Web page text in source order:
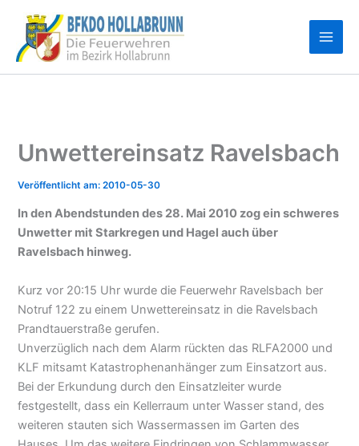
Inhalt
springen
Unwettereinsatz Ravelsbach
2010-05-30
In den Abendstunden des 28. Mai 2010 zog ein schweres
Unwetter mit Starkregen und Hagel auch über
Ravelsbach hinweg.
Kurz vor 20:15 Uhr wurde die Feuerwehr Ravelsbach ber
Notruf 122 zu einem Unwettereinsatz in die Ravelsbach
Prandtauerstraße gerufen.
Unverzüglich nach dem Alarm rückten das RLFA2000 und
KLF mitsamt Katastrophenanhänger zum Einsatzort aus.
Bei der Erkundung durch den Einsatzleiter wurde
festgestellt, dass ein Kellerraum unter Wasser stand, des
weiteren stauten sich Wassermassen im Garten des